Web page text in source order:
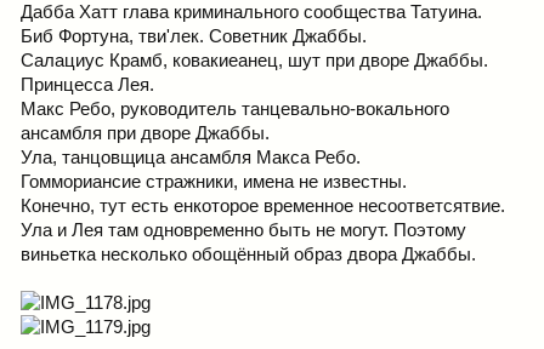
Дабба Хатт глава криминального сообщества Татуина.
Биб Фортуна, тви'лек. Советник Джаббы.
Салациус Крамб, ковакиеанец, шут при дворе Джаббы.
Принцесса Лея.
Макс Ребо, руководитель танцевально-вокального
ансамбля при дворе Джаббы.
Ула, танцовщица ансамбля Макса Ребо.
Гоммориансие стражники, имена не известны.
Конечно, тут есть енкоторое временное несоответсятвие.
Ула и Лея там одновременно быть не могут. Поэтому
виньетка несколько обощённый образ двора Джаббы.